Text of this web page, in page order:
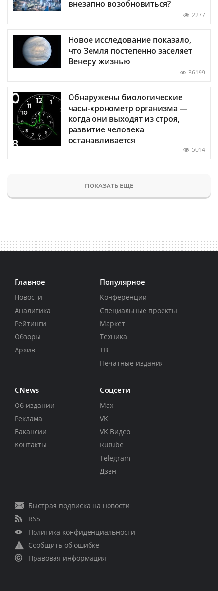
внезапно возобновиться?
2277
Новое исследование показало,
что Земля постепенно заселяет
Венеру жизнью
36199
Обнаружены биологические
часы-хронометр организма —
когда они выходят из строя,
развитие человека
останавливается
5014
ПОКАЗАТЬ ЕЩЕ
Главное
Новости
Аналитика
Рейтинги
Обзоры
Архив
Популярное
Конференции
Специальные проекты
Маркет
Техника
ТВ
Печатные издания
CNews
Об издании
Реклама
Вакансии
Контакты
Соцсети
Max
VK
VK Видео
Rutube
Telegram
Дзен
Быстрая подписка на новости
RSS
Политика конфиденциальности
Сообщить об ошибке
Правовая информация